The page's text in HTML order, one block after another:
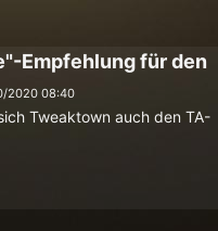
Empfehlung für den
2020 08:40
Tweaktown auch den TA-